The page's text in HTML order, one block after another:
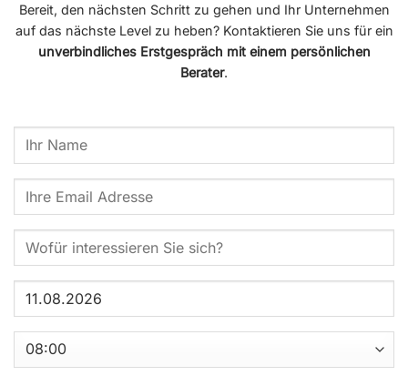
Bereit, den nächsten Schritt zu gehen und Ihr Unternehmen
auf das nächste Level zu heben? Kontaktieren Sie uns für ein
unverbindliches Erstgespräch mit einem persönlichen
Berater.